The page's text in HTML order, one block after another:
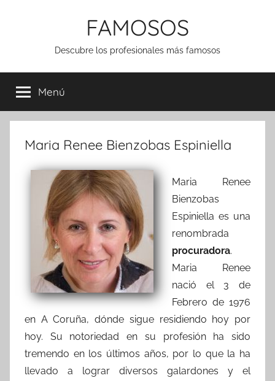
FAMOSOS
Descubre los profesionales más famosos
Menú
Maria Renee Bienzobas Espiniella
Maria Renee
Bienzobas
Espiniella es una
renombrada
procuradora.
Maria Renee
nació el 3 de
Febrero de 1976
en A Coruña, dónde sigue residiendo hoy por
hoy. Su notoriedad en su profesión ha sido
tremendo en los últimos años, por lo que la ha
llevado a lograr diversos galardones y el